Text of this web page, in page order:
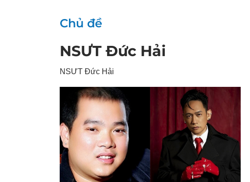
Chủ đề
NSƯT Đức Hải
NSƯT Đức Hải